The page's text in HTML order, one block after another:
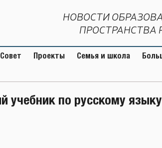
НОВОСТИ
ПРОСТРАНСТВА
Проекты Семья и школа
учебник по русскому